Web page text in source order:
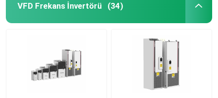
VFD Frekans İnvertörü (34)